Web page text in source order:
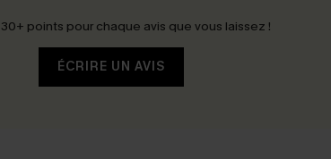
points pour chaque avis que vous laissez !
ÉCRIRE UN AVIS